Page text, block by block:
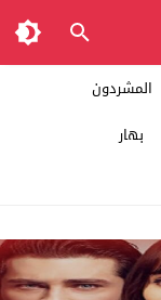
المشردون
بهار